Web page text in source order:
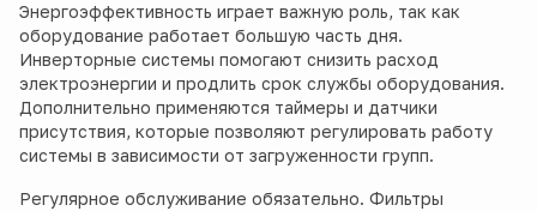
Энергоэффективность играет важную роль, так как
оборудование работает большую часть дня.
Инверторные системы помогают снизить расход
электроэнергии и продлить срок службы оборудования.
Дополнительно применяются таймеры и датчики
присутствия, которые позволяют регулировать работу
системы в зависимости от загруженности групп.
Регулярное обслуживание обязательно. Фильтры